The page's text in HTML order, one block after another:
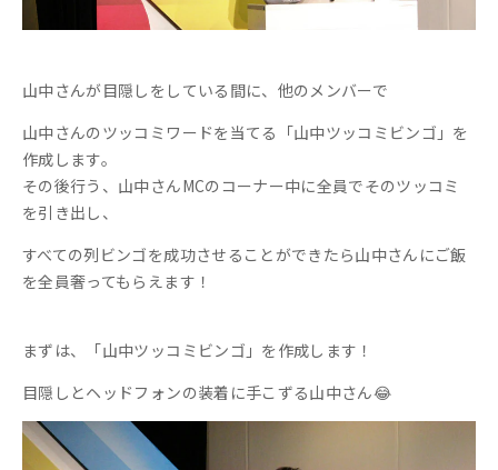
山中さんが目隠しをしている間に、他のメンバーで
山中さんのツッコミワードを当てる「山中ツッコミビンゴ」を
作成します。
その後行う、山中さんMCのコーナー中に全員でそのツッコミ
を引き出し、
すべての列ビンゴを成功させることができたら山中さんにご飯
を全員奢ってもらえます！
まずは、「山中ツッコミビンゴ」を作成します！
目隠しとヘッドフォンの装着に手こずる山中さん😂